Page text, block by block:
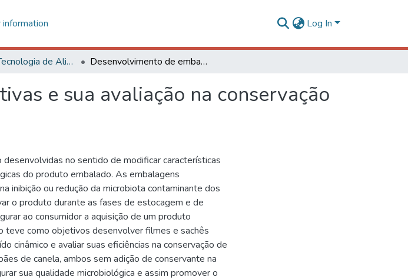
Log In
Ciência e Tecnologia de Alimentos Desenvolvimento de embalagens ativas e sua avaliação na conservação de produtos de panificação
e sua avaliação na conservação
desenvolvidas no sentido de modificar características
do produto embalado. As embalagens
inibição ou redução da microbiota contaminante dos
o produto durante as fases de estocagem e de
ao consumidor a aquisição de um produto
teve como objetivos desenvolver filmes e sachês
cinâmico e avaliar suas eficiências na conservação de
de canela, ambos sem adição de conservante na
sua qualidade microbiológica e assim promover o